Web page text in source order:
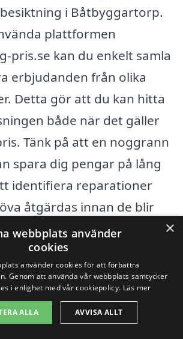
i Båtbyggartorp.
plattformen
pris.se kan du enkelt samla
erbjudanden från olika
Detta gör att du kan hitta
både när det gäller
Tänk på att en noggrann
spara dig pengar på lång
identifiera reparationer
åtgärdas innan de blir
gratis och utan
×
webbplats använder
cookies
använder cookies för att förbättra
Genom att använda vår webbplats samtycker
i enlighet med vår cookiepolicy. Läs mer
ALLA AVVISA ALLT